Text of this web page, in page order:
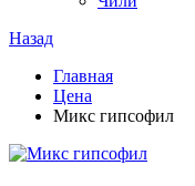
Назад
Главная
Цена
Микс гипсофил